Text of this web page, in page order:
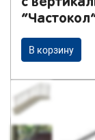
В корзину